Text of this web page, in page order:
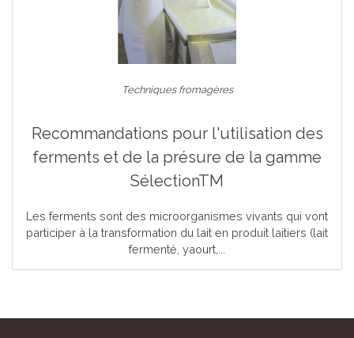
Techniques fromagères
Recommandations pour l'utilisation des
ferments et de la présure de la gamme
SélectionTM
Les ferments sont des microorganismes vivants qui vont
participer à la transformation du lait en produit laitiers (lait
fermenté, yaourt,...